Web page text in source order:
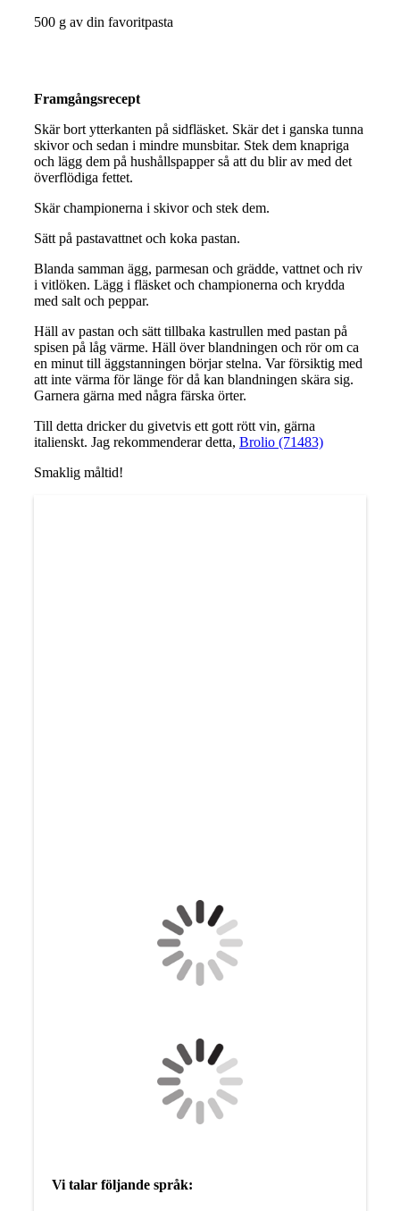
500 g av din favoritpasta
Framgångsrecept
Skär bort ytterkanten på sidfläsket. Skär det i ganska tunna
skivor och sedan i mindre munsbitar. Stek dem knapriga
och lägg dem på hushållspapper så att du blir av med det
överflödiga fettet.
Skär championerna i skivor och stek dem.
Sätt på pastavattnet och koka pastan.
Blanda samman ägg, parmesan och grädde, vattnet och riv
i vitlöken. Lägg i fläsket och championerna och krydda
med salt och peppar.
Häll av pastan och sätt tillbaka kastrullen med pastan på
spisen på låg värme. Häll över blandningen och rör om ca
en minut till äggstanningen börjar stelna. Var försiktig med
att inte värma för länge för då kan blandningen skära sig.
Garnera gärna med några färska örter.
Till detta dricker du givetvis ett gott rött vin, gärna
italienskt. Jag rekommenderar detta, Brolio (71483)
Smaklig måltid!
Vi talar följande språk: